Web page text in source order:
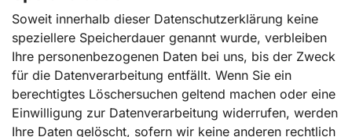
Soweit innerhalb dieser Datenschutzerklärung keine
speziellere Speicherdauer genannt wurde, verbleiben
Ihre personenbezogenen Daten bei uns, bis der Zweck
für die Datenverarbeitung entfällt. Wenn Sie ein
berechtigtes Löschersuchen geltend machen oder eine
Einwilligung zur Datenverarbeitung widerrufen, werden
Ihre Daten gelöscht, sofern wir keine anderen rechtlich